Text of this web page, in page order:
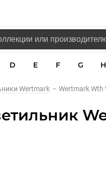
D E F G H
Wertmark – Wertmark Wth